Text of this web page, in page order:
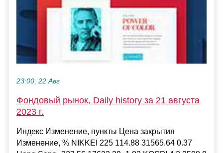
23:00, 22 Авг
Фондовый рынок, Daily history за 21 августа
2023 г.
Индекс Изменение, пункты Цена закрытия
Изменение, % NIKKEI 225 114.88 31565.64 0.37